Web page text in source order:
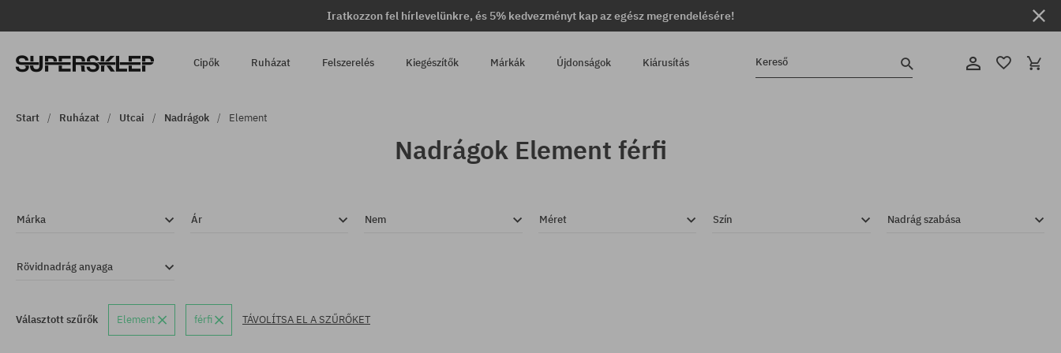
Iratkozzon fel hírlevelünkre, és 5% kedvezményt kap az egész megrendelésére!
Cipők Ruházat Felszerelés Kiegészítők Márkák Újdonságok Kiárusítás Kereső
Start Ruházat Utcai Nadrágok Element
Nadrágok Element férfi
Márka Ár Nem Méret Szín Nadrág szabása
Rövidnadrág anyaga
Választott szűrők Element férfi TÁVOLÍTSA EL A SZŰRŐKET